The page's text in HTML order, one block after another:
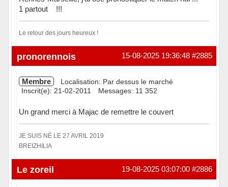
1 partout !!!
Le retour des jours heureux !
Hors ligne #2885
15-08-2025 19:36:48
pronorennois
Membre
Localisation: Par dessus le marché
Inscrit(e): 21-02-2011
Messages: 11 352
Un grand merci à Majac de remettre le couvert
JE SUIS NÉ LE 27 AVRIL 2019
BREIZHILIA
Hors ligne #2886
19-08-2025 03:07:00
Le zoreil